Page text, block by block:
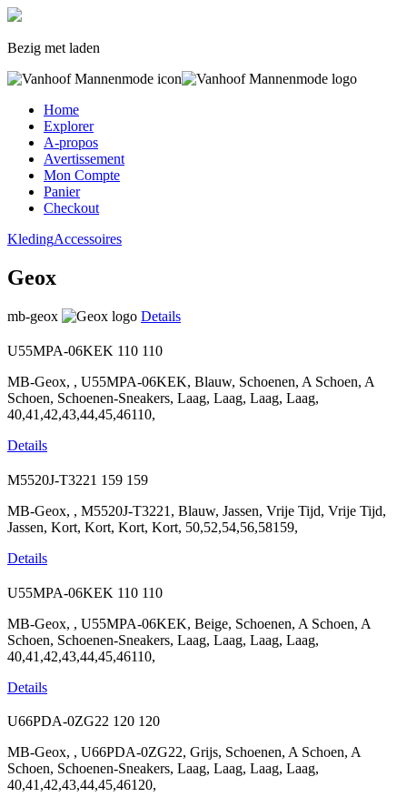
Bezig met laden
Home
Explorer
A-propos
Avertissement
Mon Compte
Panier
Checkout
KledingAccessoires
Geox
mb-geox Details
U55MPA-06KEK 110 110
MB-Geox, , U55MPA-06KEK, Blauw, Schoenen, A Schoen, A
Schoen, Schoenen-Sneakers, Laag, Laag, Laag, Laag,
40,41,42,43,44,45,46110,
Details
M5520J-T3221 159 159
MB-Geox, , M5520J-T3221, Blauw, Jassen, Vrije Tijd, Vrije Tijd,
Jassen, Kort, Kort, Kort, Kort, 50,52,54,56,58159,
Details
U55MPA-06KEK 110 110
MB-Geox, , U55MPA-06KEK, Beige, Schoenen, A Schoen, A
Schoen, Schoenen-Sneakers, Laag, Laag, Laag, Laag,
40,41,42,43,44,45,46110,
Details
U66PDA-0ZG22 120 120
MB-Geox, , U66PDA-0ZG22, Grijs, Schoenen, A Schoen, A
Schoen, Schoenen-Sneakers, Laag, Laag, Laag, Laag,
40,41,42,43,44,45,46120,